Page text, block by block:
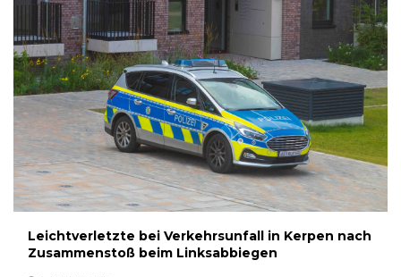
Leichtverletzte bei Verkehrsunfall in Kerpen nach
Zusammenstoß beim Linksabbiegen